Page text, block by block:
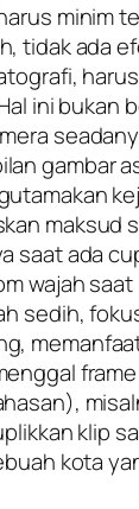
minim
tidak ada
ini bukan
gambar
maksud
saat ada
wajah saat
sedih,
klip
kota